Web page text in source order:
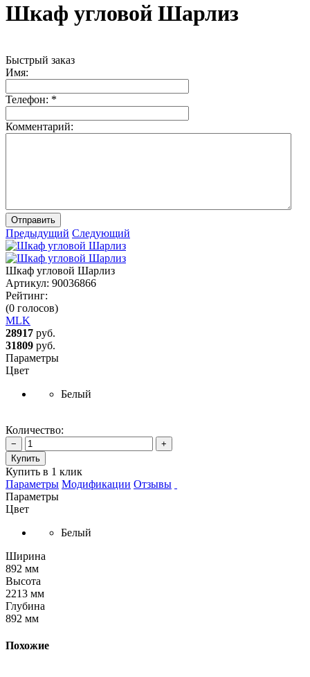
Шкаф угловой Шарлиз
Быстрый заказ
Имя:
Телефон: *
Комментарий:
Отправить
Предыдущий Следующий
Шкаф угловой Шарлиз
Артикул: 90036866
Рейтинг:
(0 голосов)
MLK
28917 руб.
31809 руб.
Параметры
Цвет
Белый
Количество:
−
+
Купить
Купить в 1 клик
Параметры Модификации Отзывы
Параметры
Цвет
Белый
Ширина
892 мм
Высота
2213 мм
Глубина
892 мм
Похожие